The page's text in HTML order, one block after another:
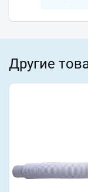
Другие